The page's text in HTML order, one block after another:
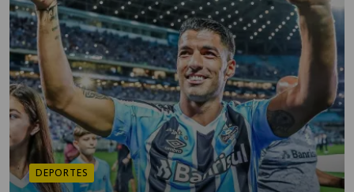
DEPORTES